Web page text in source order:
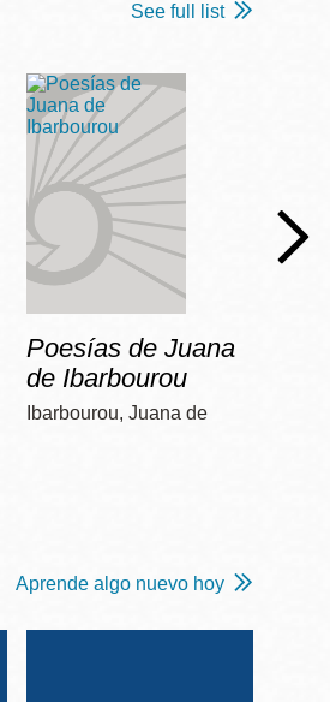
See full list
Poesías de Juana
de Ibarbourou
Ibarbourou, Juana de
Aprende algo nuevo hoy